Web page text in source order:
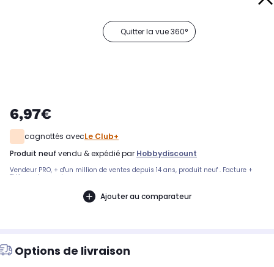
Quitter la vue 360°
6,97€
cagnottés avecLe Club+
produit neuf vendu & expédié par Hobbydiscount
Vendeur PRO, + d'un million de ventes depuis 14 ans, produit neuf . Facture +
TVA sur demande...
Ajouter au comparateur
Options de livraison